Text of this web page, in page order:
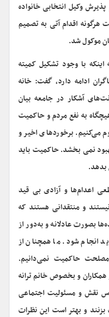
وکیل انتخابی خانواده
هرگونه اقدام آتی به تصمیم
موکول شد.
با وجود تشکیل کمیته
ادامه دارد، گفت: خانه
آشکار در جامعه بیان
به نفع مردم و حاکمیت
می‌کنیم. برخوردهای اخیر و
نمی بخشد. حاکمیت باید
بدهد.
اعدام‌ها و آزادی بی قید
و منتقدانی هستند که
بصورت عادلانه و به‌دور از
انجام شود. ما همچنان از
حاکمیت نمی‌دانیم.
و بخصوص خانم ترانه
نقش و مسئولیت اجتماعی
و بهتر است این نظرات